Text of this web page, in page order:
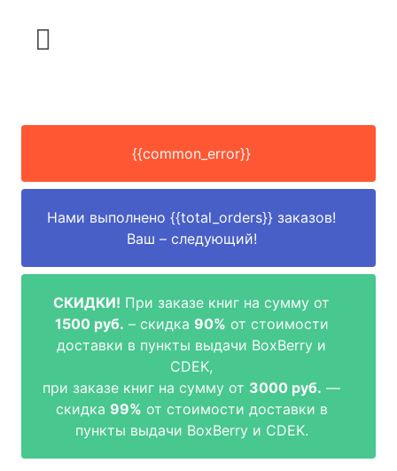
{{common_error}}
Нами выполнено {{total_orders}} заказов!
Ваш – следующий!
СКИДКИ! При заказе книг на сумму от
1500 руб. – скидка 90% от стоимости
доставки в пункты выдачи BoxBerry и
CDEK,
при заказе книг на сумму от 3000 руб. —
скидка 99% от стоимости доставки в
пункты выдачи BoxBerry и CDEK.